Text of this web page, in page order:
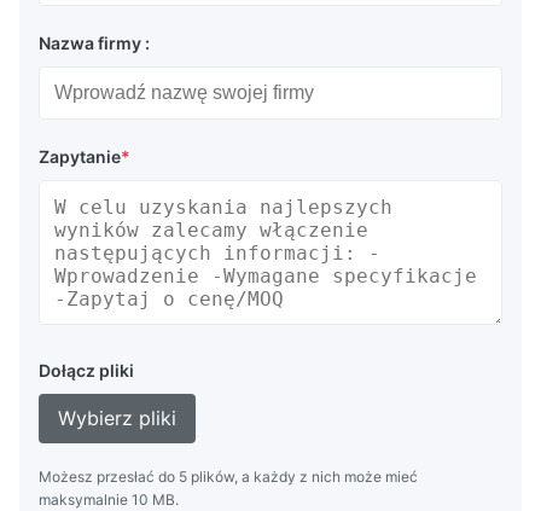
Nazwa firmy :
Zapytanie*
Dołącz pliki
Wybierz pliki
Możesz przesłać do 5 plików, a każdy z nich może mieć
maksymalnie 10 MB.